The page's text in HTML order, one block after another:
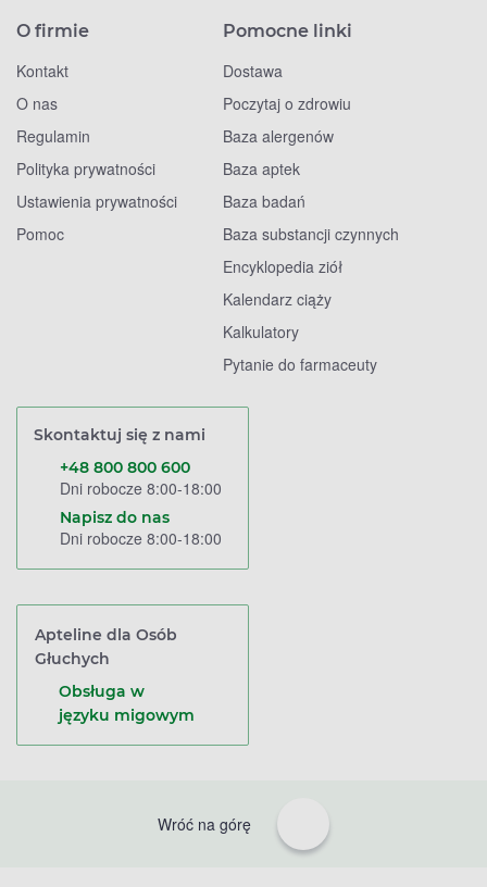
O firmie
Kontakt
O nas
Regulamin
Polityka prywatności
Ustawienia prywatności
Pomoc
Pomocne linki
Dostawa
Poczytaj o zdrowiu
Baza alergenów
Baza aptek
Baza badań
Baza substancji czynnych
Encyklopedia ziół
Kalendarz ciąży
Kalkulatory
Pytanie do farmaceuty
Skontaktuj się z nami
+48 800 800 600
Dni robocze 8:00-18:00
Napisz do nas
Dni robocze 8:00-18:00
Apteline dla Osób
Głuchych
Obsługa w
języku migowym
Wróć na górę